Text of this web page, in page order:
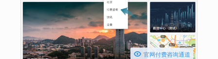
 官网付费咨询通道